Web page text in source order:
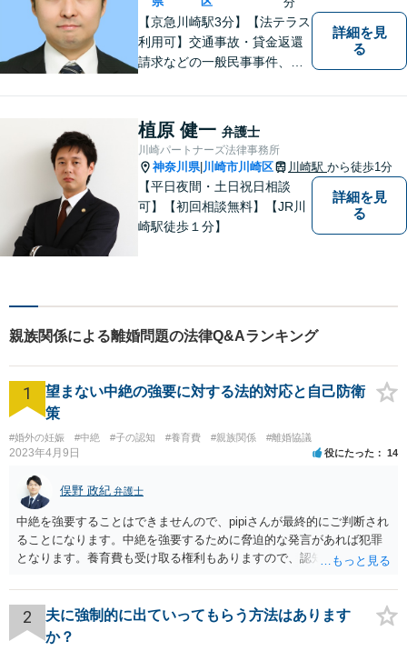
【京急川崎駅3分】【法テラス
利用可】交通事故・貸金返還
請求などの一般民事事件、離
事事件、任意整理・破産・個
人再生などの債務整理事件、
さらには刑事事件等幅広い分
野を取り扱っております。お
気軽にご相談ください【休
日・夜間相談可】
詳細を見
る
植原 健一 弁護士
川崎パートナーズ法律事務所
神奈川県| 川崎市川崎区 川崎駅 から徒歩1分
【平日夜間・土日祝日相談
可】【初回相談無料】【JR川
崎駅徒歩１分】
詳細を見
る
親族関係による離婚問題の法律Q&Aランキング
1
望まない中絶の強要に対する法的対応と自己防衛
策
#婚外の妊娠 #中絶 #子の認知 #養育費 #親族関係 #離婚協議
2023年4月9日 役にたった 14
俣野 政紀 弁護士
中絶を強要することはできませんので、pipiさんが最終的にご判断され
ることになります。中絶を強要するために脅迫的な発言があれば犯罪
となります。養育費も受け取る権利もありますので、認知等につきお
勧めします。
2
夫に強制的に出ていってもらう方法はあります
か？